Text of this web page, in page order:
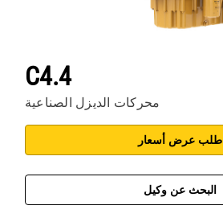
C4.4
محركات الديزل الصناعية
طلب عرض أسعار
البحث عن وكيل